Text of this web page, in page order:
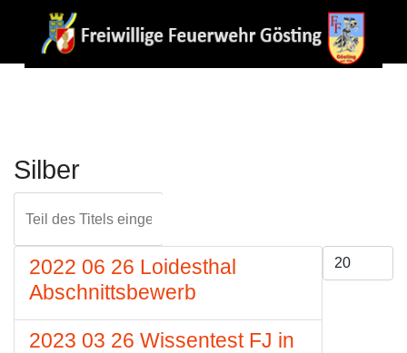
Silber
Anzeige #
2022 06 26 Loidesthal
Abschnittsbewerb
2023 03 26 Wissentest FJ in